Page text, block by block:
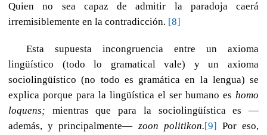
Quien no sea capaz de admitir la paradoja caerá
irremisiblemente en la contradicción. [8]
Esta supuesta incongruencia entre un axioma
lingüístico (todo lo gramatical vale) y un axioma
sociolingüístico (no todo es gramática en la lengua) se
explica porque para la lingüística el ser humano es homo
loquens; mientras que para la sociolingüística es —
además, y principalmente— zoon politikon.[9] Por eso,